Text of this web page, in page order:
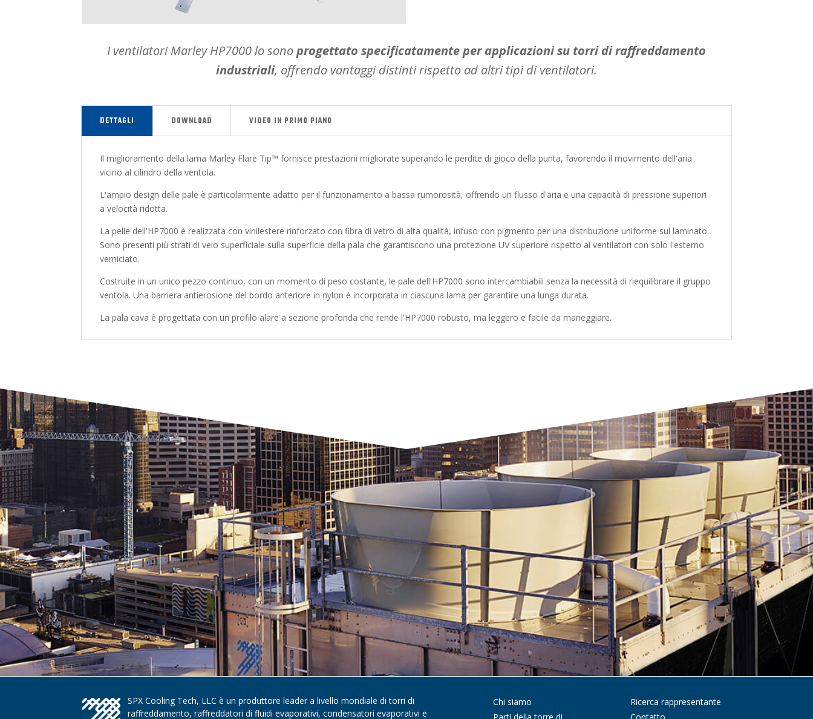
I ventilatori Marley HP7000 lo sonoprogettato specificatamente per applicazioni su torri di raffreddamento
industriali, offrendo vantaggi distinti rispetto ad altri tipi di ventilatori.
DETTAGLI DOWNLOAD VIDEO IN PRIMO PIANO
Il miglioramento della lama Marley Flare Tip™ fornisce prestazioni migliorate superando le perdite di gioco della punta, favorendo il movimento dell'aria
vicino al cilindro della ventola.
L'ampio design delle pale è particolarmente adatto per il funzionamento a bassa rumorosità, offrendo un flusso d'aria e una capacità di pressione superiori
a velocità ridotta.
La pelle dell'HP7000 è realizzata con vinilestere rinforzato con fibra di vetro di alta qualità, infuso con pigmento per una distribuzione uniforme sul laminato.
Sono presenti più strati di velo superficiale sulla superficie della pala che garantiscono una protezione UV superiore rispetto ai ventilatori con solo l'esterno
verniciato.
Costruite in un unico pezzo continuo, con un momento di peso costante, le pale dell'HP7000 sono intercambiabili senza la necessità di riequilibrare il gruppo
ventola. Una barriera antierosione del bordo anteriore in nylon è incorporata in ciascuna lama per garantire una lunga durata.
La pala cava è progettata con un profilo alare a sezione profonda che rende l'HP7000 robusto, ma leggero e facile da maneggiare.
SPX Cooling Tech, LLC è un produttore leader a livello mondiale di torri di
raffreddamento, raffreddatori di fluidi evaporativi, condensatori evaporativi e
Chi siamo
Ricerca rappresentante